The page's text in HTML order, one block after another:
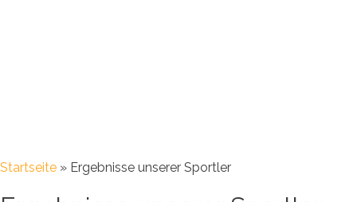
Startseite » Ergebnisse unserer Sportler